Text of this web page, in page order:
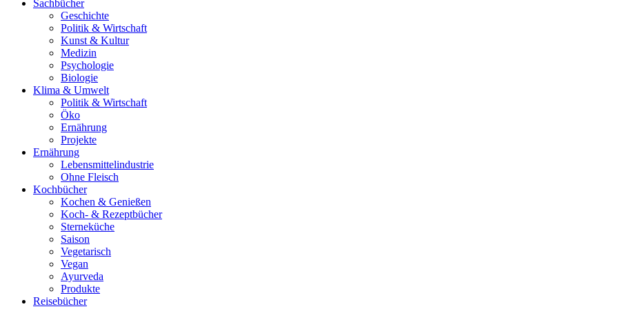
Sachbücher
Geschichte
Politik & Wirtschaft
Kunst & Kultur
Medizin
Psychologie
Biologie
Klima & Umwelt
Politik & Wirtschaft
Öko
Ernährung
Projekte
Ernährung
Lebensmittelindustrie
Ohne Fleisch
Kochbücher
Kochen & Genießen
Koch- & Rezeptbücher
Sterneküche
Saison
Vegetarisch
Vegan
Ayurveda
Produkte
Reisebücher